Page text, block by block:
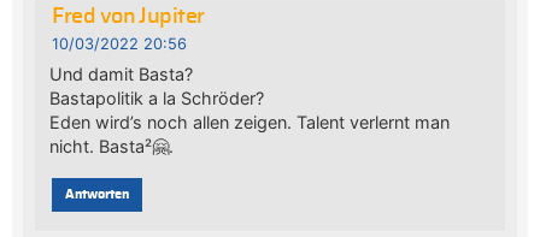
Fred von Jupiter
10/03/2022 20:56
Und damit Basta?
Bastapolitik a la Schröder?
Eden wird’s noch allen zeigen. Talent verlernt man
nicht. Basta²🤗.
Antworten